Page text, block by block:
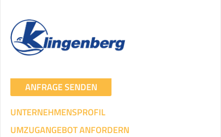
ANFRAGE SENDEN
UNTERNEHMENSPROFIL
UMZUGANGEBOT ANFORDERN